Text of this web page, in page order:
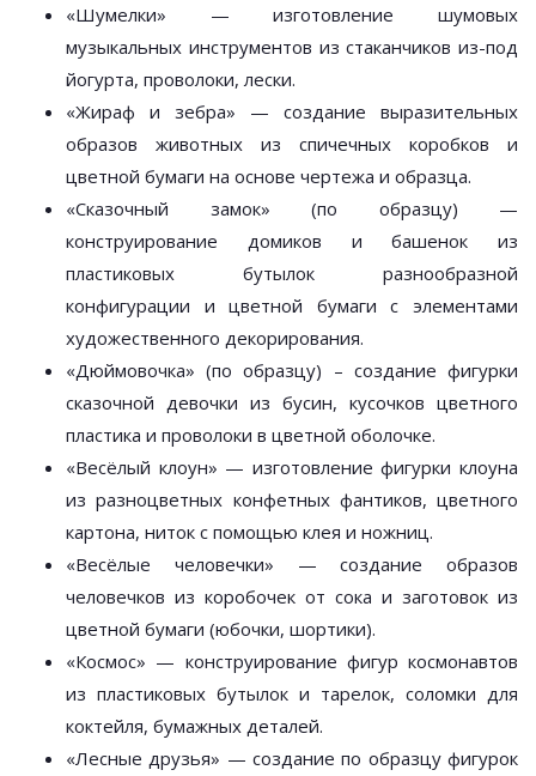
«Шумелки» — изготовление шумовых
музыкальных инструментов из стаканчиков из-под
йогурта, проволоки, лески.
«Жираф и зебра» — создание выразительных
образов животных из спичечных коробков и
цветной бумаги на основе чертежа и образца.
«Сказочный замок» (по образцу) —
конструирование домиков и башенок из
пластиковых бутылок разнообразной
конфигурации и цветной бумаги с элементами
художественного декорирования.
«Дюймовочка» (по образцу) – создание фигурки
сказочной девочки из бусин, кусочков цветного
пластика и проволоки в цветной оболочке.
«Весёлый клоун» — изготовление фигурки клоуна
из разноцветных конфетных фантиков, цветного
картона, ниток с помощью клея и ножниц.
«Весёлые человечки» — создание образов
человечков из коробочек от сока и заготовок из
цветной бумаги (юбочки, шортики).
«Космос» — конструирование фигур космонавтов
из пластиковых бутылок и тарелок, соломки для
коктейля, бумажных деталей.
«Лесные друзья» — создание по образцу фигурок